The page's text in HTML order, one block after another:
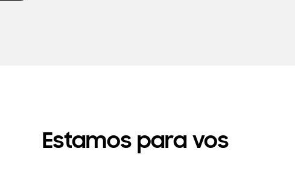
Estamos para vos